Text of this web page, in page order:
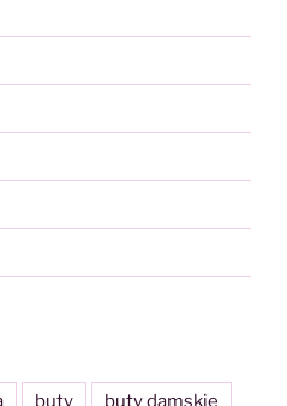
buty buty damskie